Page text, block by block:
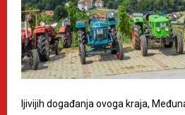
ljivijih događanja ovoga kraja,